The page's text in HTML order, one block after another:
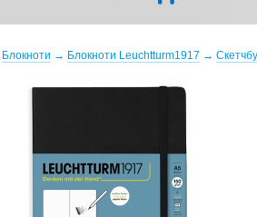
Блокноти → Блокноти Leuchtturm1917 →